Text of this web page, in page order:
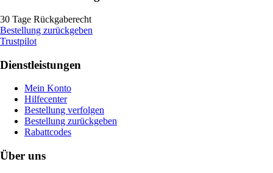
30 Tage Rückgaberecht
Bestellung zurückgeben
Trustpilot
Dienstleistungen
Mein Konto
Hilfecenter
Bestellung verfolgen
Bestellung zurückgeben
Rabattcodes
Über uns